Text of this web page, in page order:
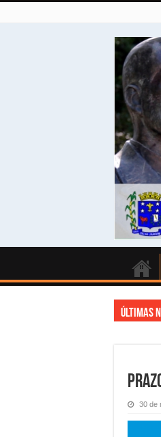
Últimas
30 de